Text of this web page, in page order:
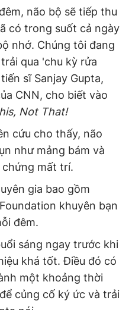
não bộ sẽ tiếp thu
có trong suốt cả ngày
nhớ. Chúng tôi đang
qua 'chu kỳ rửa
sĩ Sanjay Gupta,
CNN, cho biết vào
Not That!
cứu cho thấy, não
như mảng bám và
mất trí.
gia bao gồm
khuyên bạn
đêm.
sáng ngay trước khi
khá tốt. Điều đó có
một khoảng thời
củng cố ký ức và trải